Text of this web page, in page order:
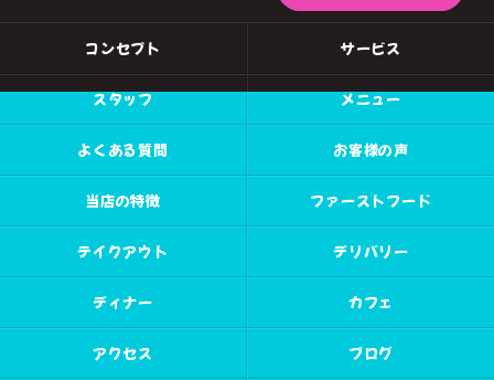
コンセプト サービス
スタッフ メニュー
よくある質問 お客様の声
当店の特徴 ファーストフード
テイクアウト デリバリー
ディナー カフェ
アクセス ブログ